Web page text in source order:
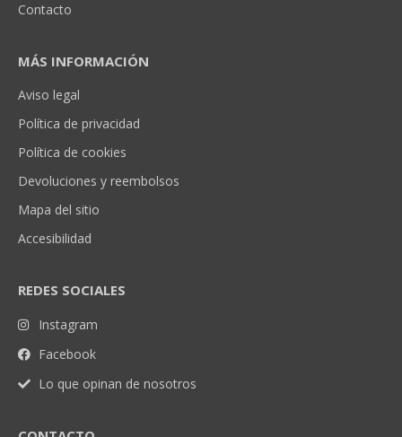
Contacto
MÁS INFORMACIÓN
Aviso legal
Política de privacidad
Política de cookies
Devoluciones y reembolsos
Mapa del sitio
Accesibilidad
REDES SOCIALES
Instagram
Facebook
Lo que opinan de nosotros